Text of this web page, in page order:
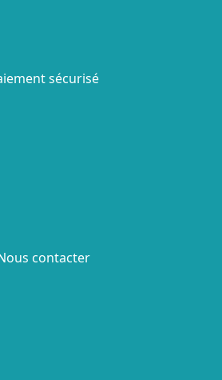
sécurisé
contacter